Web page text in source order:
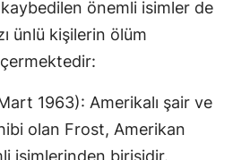
önemli isimler de
ünlü kişilerin ölüm
1963): Amerikalı şair ve
olan Frost, Amerikan
isimlerinden birisidir.